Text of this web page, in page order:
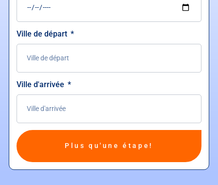
Ville de départ
Ville d'arrivée
Plus qu'une étape!